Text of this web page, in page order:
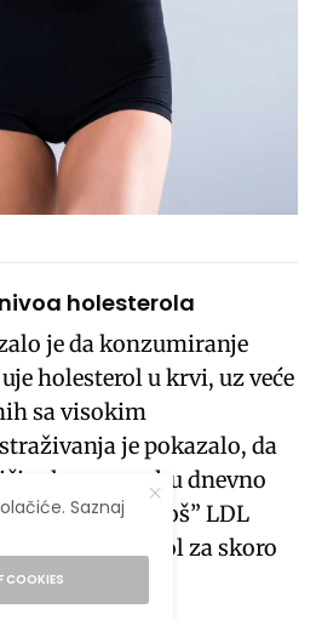
holesterola
je da konzumiranje
holesterol u krvi, uz veće
sa visokim
je pokazalo, da
lana u prahu dnevno
smanjiti “loš” LDL
holesterol za skoro
Saznaj
COOKIES